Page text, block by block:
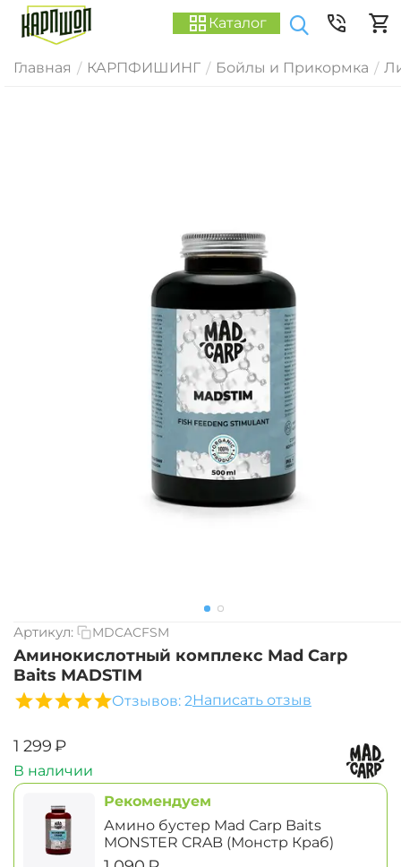
Каталог
Главная / КАРПФИШИНГ / Бойлы и Прикормка /
Артикул: MDCACFSM
Аминокислотный комплекс Mad Carp
Baits MADSTIM
Отзывов: 2Написать отзыв
‍1 299‍₽
В наличии
Рекомендуем
Амино бустер Mad Carp Baits
MONSTER CRAB (Монстр Краб)